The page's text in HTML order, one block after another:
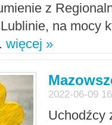
z
na mocy
więcej »
2022-06-09
Uchodźcy